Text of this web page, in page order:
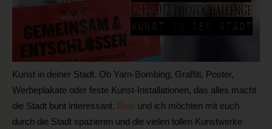
Kunst in deiner Stadt. Ob Yarn-Bombing, Graffiti, Poster,
Werbeplakate oder feste Kunst-Installationen, das alles macht
die Stadt bunt interessant. Bine und ich möchten mit euch
durch die Stadt spazieren und die vielen tollen Kunstwerke